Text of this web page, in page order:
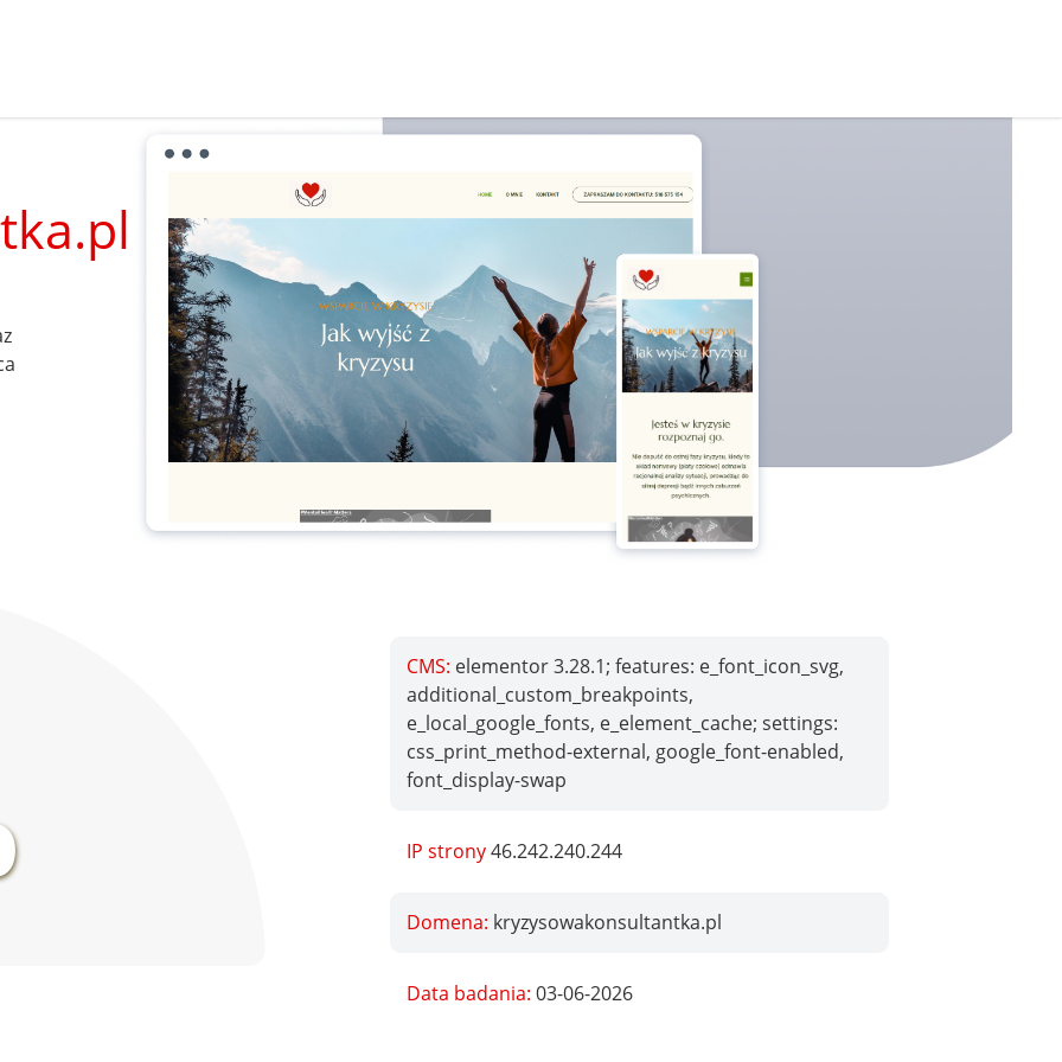
CMS: elementor 3.28.1; features: e_font_icon_svg,
additional_custom_breakpoints,
e_local_google_fonts, e_element_cache; settings:
css_print_method-external, google_font-enabled,
font_display-swap
IP strony46.242.240.244
Domena: kryzysowakonsultantka.pl
Data badania: 03-06-2026